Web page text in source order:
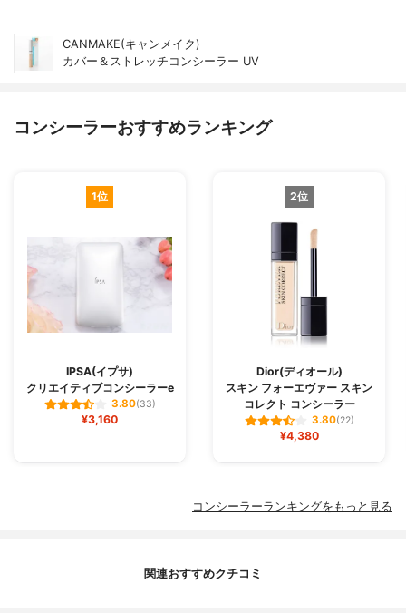
CANMAKE(キャンメイク)
カバー＆ストレッチコンシーラー UV
コンシーラーおすすめランキング
1位
IPSA(イプサ)
クリエイティブコンシーラーe
3.80(33)
¥3,160
2位
Dior(ディオール)
スキン フォーエヴァー スキン
コレクト コンシーラー
3.80(22)
¥4,380
コンシーラーランキングをもっと見る
関連おすすめクチコミ